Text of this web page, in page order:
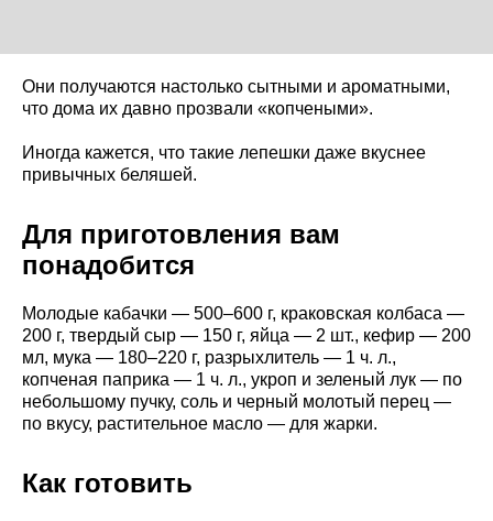
Они получаются настолько сытными и ароматными,
что дома их давно прозвали «копчеными».
Иногда кажется, что такие лепешки даже вкуснее
привычных беляшей.
Для приготовления вам
понадобится
Молодые кабачки — 500–600 г, краковская колбаса —
200 г, твердый сыр — 150 г, яйца — 2 шт., кефир — 200
мл, мука — 180–220 г, разрыхлитель — 1 ч. л.,
копченая паприка — 1 ч. л., укроп и зеленый лук — по
небольшому пучку, соль и черный молотый перец —
по вкусу, растительное масло — для жарки.
Как готовить